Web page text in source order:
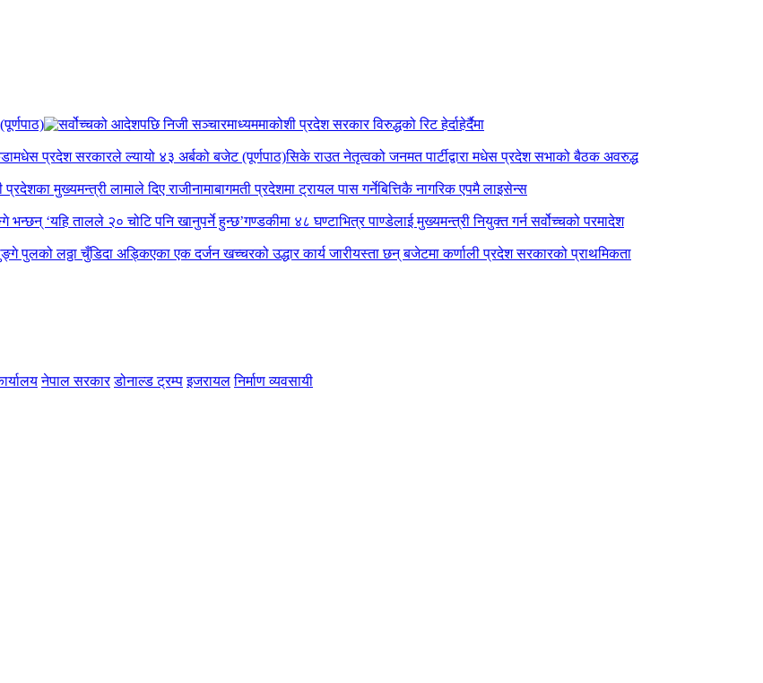
कोशी प्रदेश सरकार विरुद्धको रिट हेर्दाहेर्दैमा
मधेस प्रदेश सरकारले ल्यायो ४३ अर्बको बजेट (पूर्णपाठ)सिके राउत नेतृत्वको जनमत पार्टीद्वारा मधेस प्रदेश सभाको बैठक अवरुद्ध
प्रदेशका मुख्यमन्त्री लामाले दिए राजीनामाबागमती प्रदेशमा ट्रायल पास गर्नेबित्तिकै नागरिक एपमै लाइसेन्स
भन्छन् ‘यहि तालले २० चोटि पनि खानुपर्ने हुन्छ’गण्डकीमा ४८ घण्टाभित्र पाण्डेलाई मुख्यमन्त्री नियुक्त गर्न सर्वोच्चको परमादेश
पुलको लठ्ठा चुँडिदा अड्किएका एक दर्जन खच्चरको उद्धार कार्य जारीयस्ता छन् बजेटमा कर्णाली प्रदेश सरकारको प्राथमिकता
नेपाल सरकार डोनाल्ड ट्रम्प इजरायल निर्माण व्यवसायी